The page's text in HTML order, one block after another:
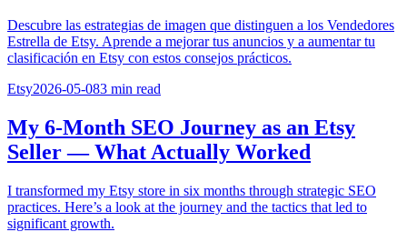
Descubre las estrategias de imagen que distinguen a los Vendedores
Estrella de Etsy. Aprende a mejorar tus anuncios y a aumentar tu
clasificación en Etsy con estos consejos prácticos.
Etsy2026-05-083 min read
My 6-Month SEO Journey as an Etsy
Seller — What Actually Worked
I transformed my Etsy store in six months through strategic SEO
practices. Here’s a look at the journey and the tactics that led to
significant growth.